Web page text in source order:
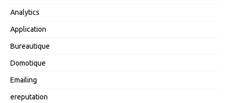
Analytics
Application
Bureautique
Domotique
Emailing
ereputation